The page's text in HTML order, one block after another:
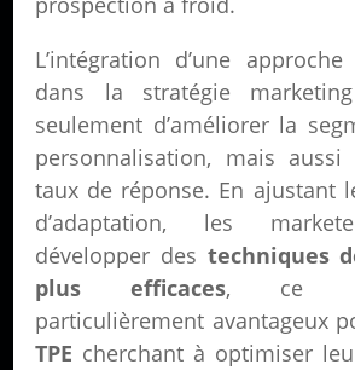
L’intégration d’une
dans la stratégie
seulement d’améliorer la
personnalisation, mais aussi
taux de réponse. En ajustant
d’adaptation, les
développer des techniques
plus efficaces, ce
particulièrement avantageux
TPE cherchant à optimiser